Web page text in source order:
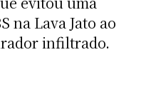
na Lava Jato ao
infiltrado.